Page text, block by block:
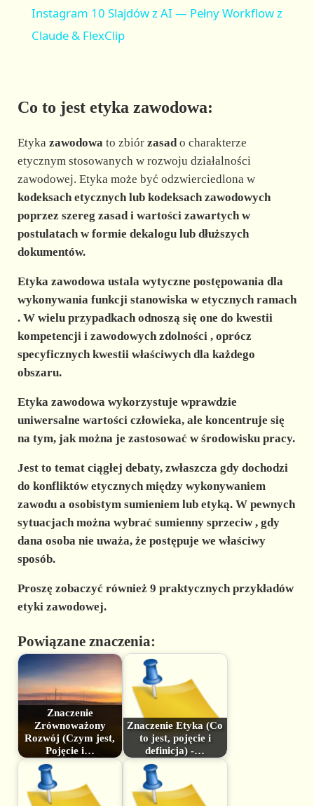
a
i
d
e
Instagram 10 Slajdów z AI — Pełny Workflow z
Claude & FlexClip
Co to jest etyka zawodowa:
Etyka zawodowato zbiór zasado charakterze
etycznym stosowanych w rozwoju działalności
zawodowej. Etyka może być odzwierciedlona w
kodeksach etycznychlub kodeksach zawodowych
poprzez szereg zasadi wartości zawartych w
postulatach w formie dekalogu lub dłuższych
dokumentów.
Etyka zawodowa ustala wytyczne postępowania dla
wykonywania funkcjistanowiska w etycznychramach
. W wielu przypadkach odnoszą się one do kwestii
kompetencji i zawodowychzdolności, oprócz
specyficznych kwestii właściwych dla każdego
obszaru.
Etyka zawodowa wykorzystuje wprawdzie
uniwersalne wartości człowieka, ale koncentruje się
na tym, jak można je zastosować w środowisku pracy.
Jest to temat ciągłej debaty, zwłaszcza gdy dochodzi
do konfliktów etycznychmiędzy wykonywaniem
zawodu a osobistym sumieniem lub etyką. W pewnych
sytuacjach można wybrać sumienny sprzeciw, gdy
dana osoba nie uważa, że postępuje we właściwy
sposób.
Proszę zobaczyć również 9 praktycznych przykładów
etyki zawodowej.
Powiązane znaczenia:
Znaczenie
Zrównoważony
Rozwój (Czym jest,
Pojęcie i…
Znaczenie Etyka (Co
to jest, pojęcie i
definicja) -…